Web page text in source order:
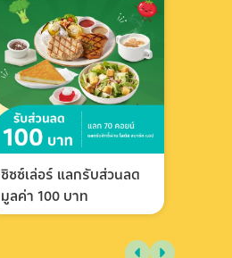
ซิซซ์เล่อร์ แลกรับส่วนลด
มูลค่า 100 บาท